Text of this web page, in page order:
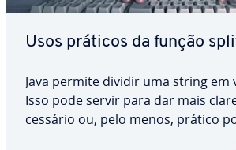
Usos práticos da função
Java permite dividir uma string em
Isso pode servir para dar mais
ces­sá­rio ou, pelo menos, prático